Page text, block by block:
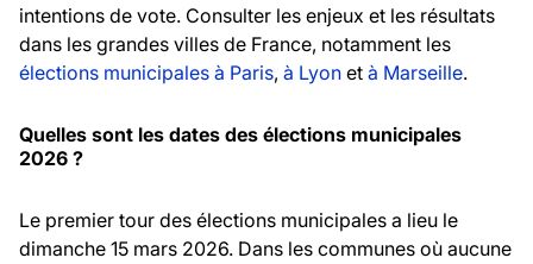
intentions de vote. Consulter les enjeux et les résultats
dans les grandes villes de France, notamment les
élections municipales à Paris, à Lyon et à Marseille.
Quelles sont les dates des élections municipales
2026 ?
Le premier tour des élections municipales a lieu le
dimanche 15 mars 2026. Dans les communes où aucune